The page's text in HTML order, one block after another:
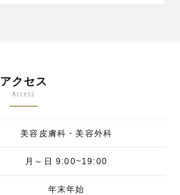
アクセス
Access
美容皮膚科・美容外科
月～日 9:00~19:00
年末年始